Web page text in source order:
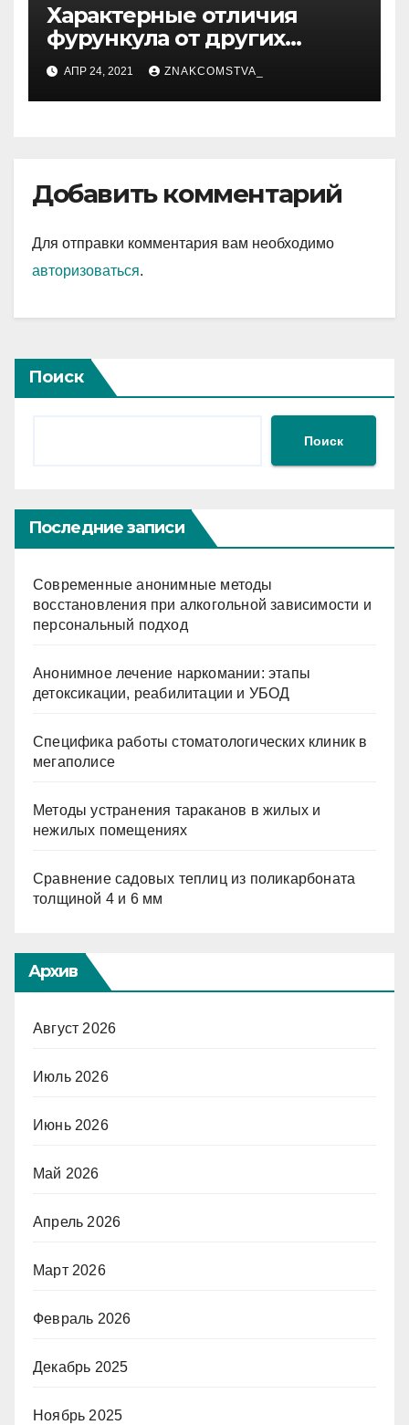
Характерные отличия
фурункула от других
заболеваний
АПР 24, 2021 ZNAKCOMSTVA_
Добавить комментарий
Для отправки комментария вам необходимо
авторизоваться.
Поиск
Поиск
Последние записи
Современные анонимные методы
восстановления при алкогольной зависимости и
персональный подход
Анонимное лечение наркомании: этапы
детоксикации, реабилитации и УБОД
Специфика работы стоматологических клиник в
мегаполисе
Методы устранения тараканов в жилых и
нежилых помещениях
Сравнение садовых теплиц из поликарбоната
толщиной 4 и 6 мм
Архив
Август 2026
Июль 2026
Июнь 2026
Май 2026
Апрель 2026
Март 2026
Февраль 2026
Декабрь 2025
Ноябрь 2025